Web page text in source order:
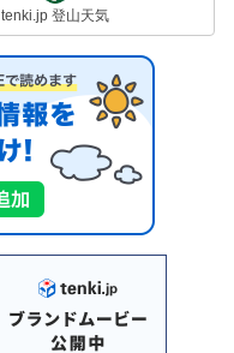
tenki.jp 登山天気